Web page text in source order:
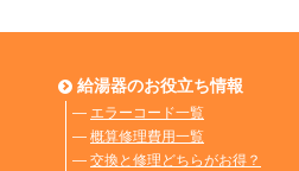
給湯器のお役立ち情報
― エラーコード一覧
― 概算修理費用一覧
― 交換と修理どちらがお得？